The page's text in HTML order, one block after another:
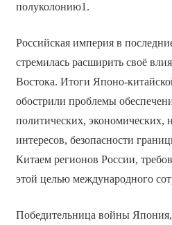
полуколонию1.
Российская империя в
стремилась расширить своё
Востока. Итоги Японо-
обострили проблемы
политических, экономических,
интересов, безопасности
Китаем регионов России,
этой целью международного
Победительница войны